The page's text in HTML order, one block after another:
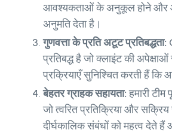
आवश्यकताओं के अनुकूल होने और
अनुमति देता है।
गुणवत्ता के प्रति अटूट प्रतिबद्धता:
प्रतिबद्ध है जो क्लाइंट की
प्रक्रियाएँ सुनिश्चित करती हैं
बेहतर ग्राहक सहायता:हमारी
जो त्वरित प्रतिक्रिया और
दीर्घकालिक संबंधों को महत्व देते